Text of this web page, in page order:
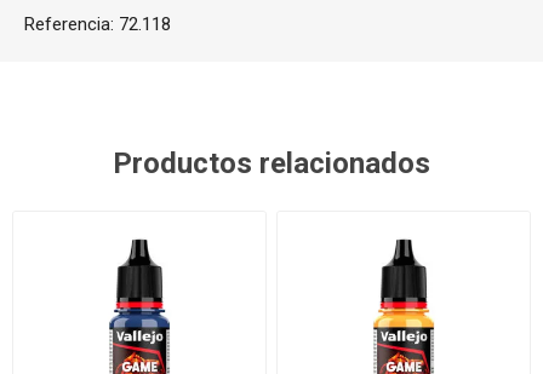
Referencia: 72.118
Productos relacionados